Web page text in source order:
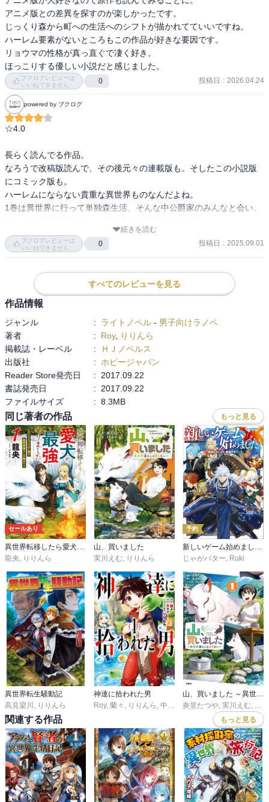
アニメ版との差異を探すのが楽しかったです。
じっくり森から町への生活へのシフトが描かれてていいですね。
ハーレム要素がないところもこの作品が好きな要因です。
リョウマの性格が真っ直ぐで凄く好き。
ほっこりする優しい小説だと感じました。
ブクログレビューは
いいねできません
0 投稿日 : 2026.04.24
powered by ブクログ
☆4.0
長らく読んでる作品。
なろうで改稿版読んで、その後元々の連載版も。そしたこの小説版
にコミック版も。
ハーレムにならない貴重な異世界ものなんだよね。
1巻は異世界に行って単独森生活、そんな中公爵家のみんなと会い、
前世･･･つまり現代社会でなんでそんな鍛える生活？という謎、とい
うか若干無理矢理な気がしないでもない設定はあるけど、異世界チ
てか、まさかラノベでトイレ掃除とは。
続きを読む
ブクログレビューは
いいねできません
0 投稿日 : 2025.09.01
すべてのレビューを見る
作品情報
ジャンル : ライトノベル - 男子向けラノベ
著者
: Roy,
りりんら
掲載誌・レーベル
:
ＨＪノベルス
出版社
:
ホビージャパン
Reader Store発売日
:
2017.09.22
書誌発売日
:
2017.09.22
ファイルサイズ
: 8.3MB
同じ著者の作品 もっと見る
セールあり
異世界転移したら愛犬が最強になりました～シルバーフェンリルと俺が異世界暮らしを始めたら～
龍央, りりんら
山、買いました
実川えむ, りりんら
予約
新しいゲーム始めました。～使命もないのに最強です？～
じゃがバター, Ruki
異世界転生騒動記
高見梁川
りりんら
神達に拾われた男
Roy, 蘭々 りりんら 中村基
炎堂たつや 実川えむ
関連する作品 もっと見る